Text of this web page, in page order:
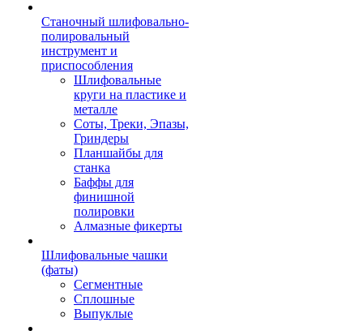
Станочный шлифовально-
полировальный
инструмент и
приспособления
Шлифовальные
круги на пластике и
металле
Соты, Треки, Эпазы,
Гриндеры
Планшайбы для
станка
Баффы для
финишной
полировки
Алмазные фикерты
Шлифовальные чашки
(фаты)
Сегментные
Сплошные
Выпуклые